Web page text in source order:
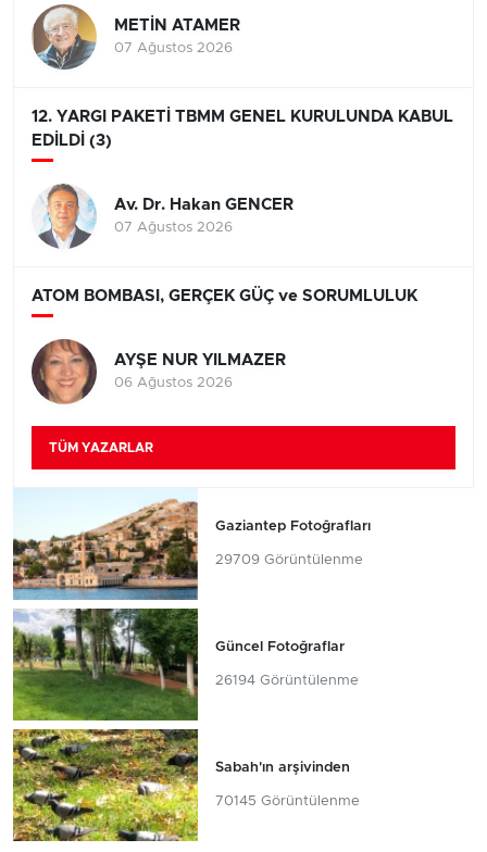
METİN ATAMER
07 Ağustos 2026
12. YARGI PAKETİ TBMM GENEL KURULUNDA KABUL
EDİLDİ (3)
Av. Dr. Hakan GENCER
07 Ağustos 2026
ATOM BOMBASI, GERÇEK GÜÇ ve SORUMLULUK
AYŞE NUR YILMAZER
06 Ağustos 2026
TÜM YAZARLAR
Gaziantep Fotoğrafları
29709 Görüntülenme
Güncel Fotoğraflar
26194 Görüntülenme
Sabah'ın arşivinden
70145 Görüntülenme